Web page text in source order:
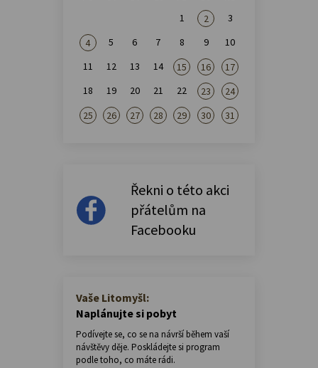
1
2
3
4
5 6 7 8 9
10
11
12 13 14 15 16
17
18
19 20 21 22 23
24
25
26 27 28 29 30 31
Řekni o této akci
přátelům na
Facebooku
Vaše Litomyšl:
Naplánujte si pobyt
Podívejte se, co se na návrší během vaší
návštěvy děje. Poskládejte si program
podle toho, co máte rádi.